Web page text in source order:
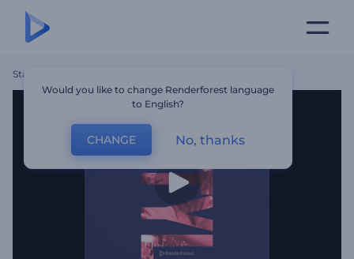
Startseite
Would you like to change Renderforest language
to English?
CHANGE No, thanks